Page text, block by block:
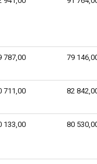
787,00 79
711,00 82
133,00 80